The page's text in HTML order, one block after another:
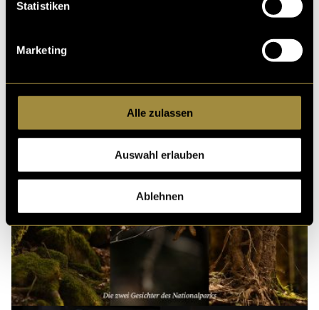
Statistiken
Marketing
Alle zulassen
Auswahl erlauben
Ablehnen